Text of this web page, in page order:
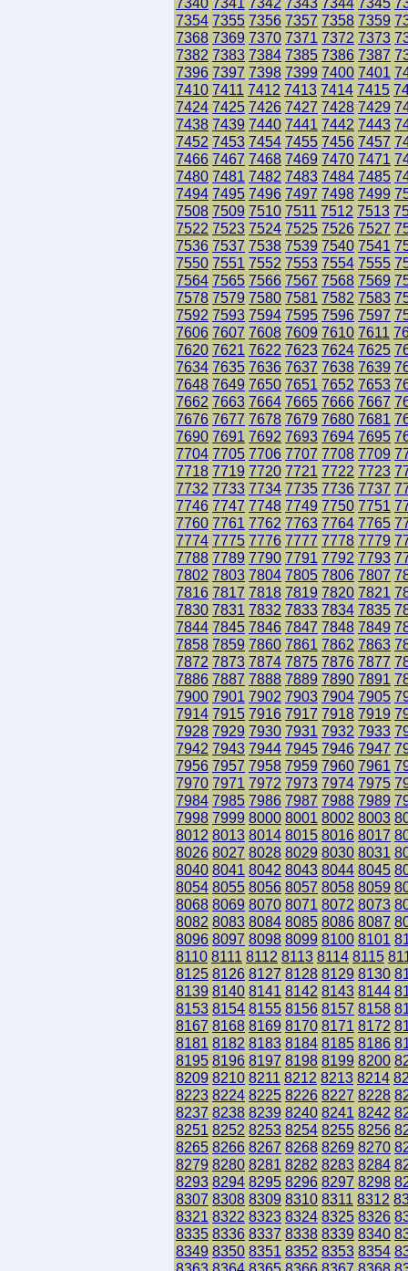
7354 7355 7356 7357 7358 7359
7368 7369 7370 7371 7372 7373
7382 7383 7384 7385 7386 7387
7396 7397 7398 7399 7400 7401
7410 7411 7412 7413 7414 7415
7424 7425 7426 7427 7428 7429
7438 7439 7440 7441 7442 7443
7452 7453 7454 7455 7456 7457
7466 7467 7468 7469 7470 7471
7480 7481 7482 7483 7484 7485
7494 7495 7496 7497 7498 7499
7508 7509 7510 7511 7512 7513
7522 7523 7524 7525 7526 7527
7536 7537 7538 7539 7540 7541
7550 7551 7552 7553 7554 7555
7564 7565 7566 7567 7568 7569
7578 7579 7580 7581 7582 7583
7592 7593 7594 7595 7596 7597
7606 7607 7608 7609 7610 7611
7620 7621 7622 7623 7624 7625
7634 7635 7636 7637 7638 7639
7648 7649 7650 7651 7652 7653
7662 7663 7664 7665 7666 7667
7676 7677 7678 7679 7680 7681
7690 7691 7692 7693 7694 7695
7704 7705 7706 7707 7708 7709
7718 7719 7720 7721 7722 7723
7732 7733 7734 7735 7736 7737
7746 7747 7748 7749 7750 7751
7760 7761 7762 7763 7764 7765
7774 7775 7776 7777 7778 7779
7788 7789 7790 7791 7792 7793
7802 7803 7804 7805 7806 7807
7816 7817 7818 7819 7820 7821
7830 7831 7832 7833 7834 7835
7844 7845 7846 7847 7848 7849
7858 7859 7860 7861 7862 7863
7872 7873 7874 7875 7876 7877
7886 7887 7888 7889 7890 7891
7900 7901 7902 7903 7904 7905
7914 7915 7916 7917 7918 7919
7928 7929 7930 7931 7932 7933
7942 7943 7944 7945 7946 7947
7956 7957 7958 7959 7960 7961
7970 7971 7972 7973 7974 7975
7984 7985 7986 7987 7988 7989
7998 7999 8000 8001 8002 8003
8012 8013 8014 8015 8016 8017
8026 8027 8028 8029 8030 8031
8040 8041 8042 8043 8044 8045
8054 8055 8056 8057 8058 8059
8068 8069 8070 8071 8072 8073
8082 8083 8084 8085 8086 8087
8096 8097 8098 8099 8100 8101
8110 8111 8112 8113 8114 8115
8125 8126 8127 8128 8129 8130
8139 8140 8141 8142 8143 8144
8153 8154 8155 8156 8157 8158
8167 8168 8169 8170 8171 8172
8181 8182 8183 8184 8185 8186
8195 8196 8197 8198 8199 8200
8209 8210 8211 8212 8213 8214
8223 8224 8225 8226 8227 8228
8237 8238 8239 8240 8241 8242
8251 8252 8253 8254 8255 8256
8265 8266 8267 8268 8269 8270
8279 8280 8281 8282 8283 8284
8293 8294 8295 8296 8297 8298
8307 8308 8309 8310 8311 8312
8321 8322 8323 8324 8325 8326
8335 8336 8337 8338 8339 8340
8349 8350 8351 8352 8353 8354